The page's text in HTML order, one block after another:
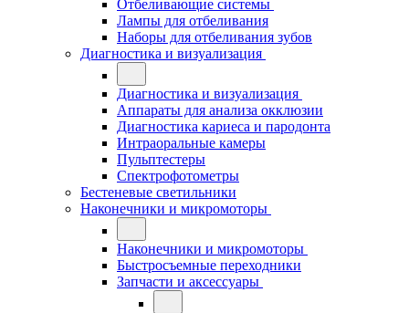
Отбеливающие системы
Лампы для отбеливания
Наборы для отбеливания зубов
Диагностика и визуализация
Диагностика и визуализация
Аппараты для анализа окклюзии
Диагностика кариеса и пародонта
Интраоральные камеры
Пульптестеры
Спектрофотометры
Бестеневые светильники
Наконечники и микромоторы
Наконечники и микромоторы
Быстросъемные переходники
Запчасти и аксессуары